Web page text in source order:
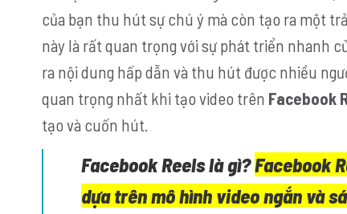
của bạn thu hút sự chú ý mà còn tạo ra một
này là rất quan trọng với sự phát triển nhanh
ra nội dung hấp dẫn và thu hút được nhiều
quan trọng nhất khi tạo video trên Facebook
tạo và cuốn hút.
Facebook Reels là gì?Facebook
dựa trên mô hình video ngắn và